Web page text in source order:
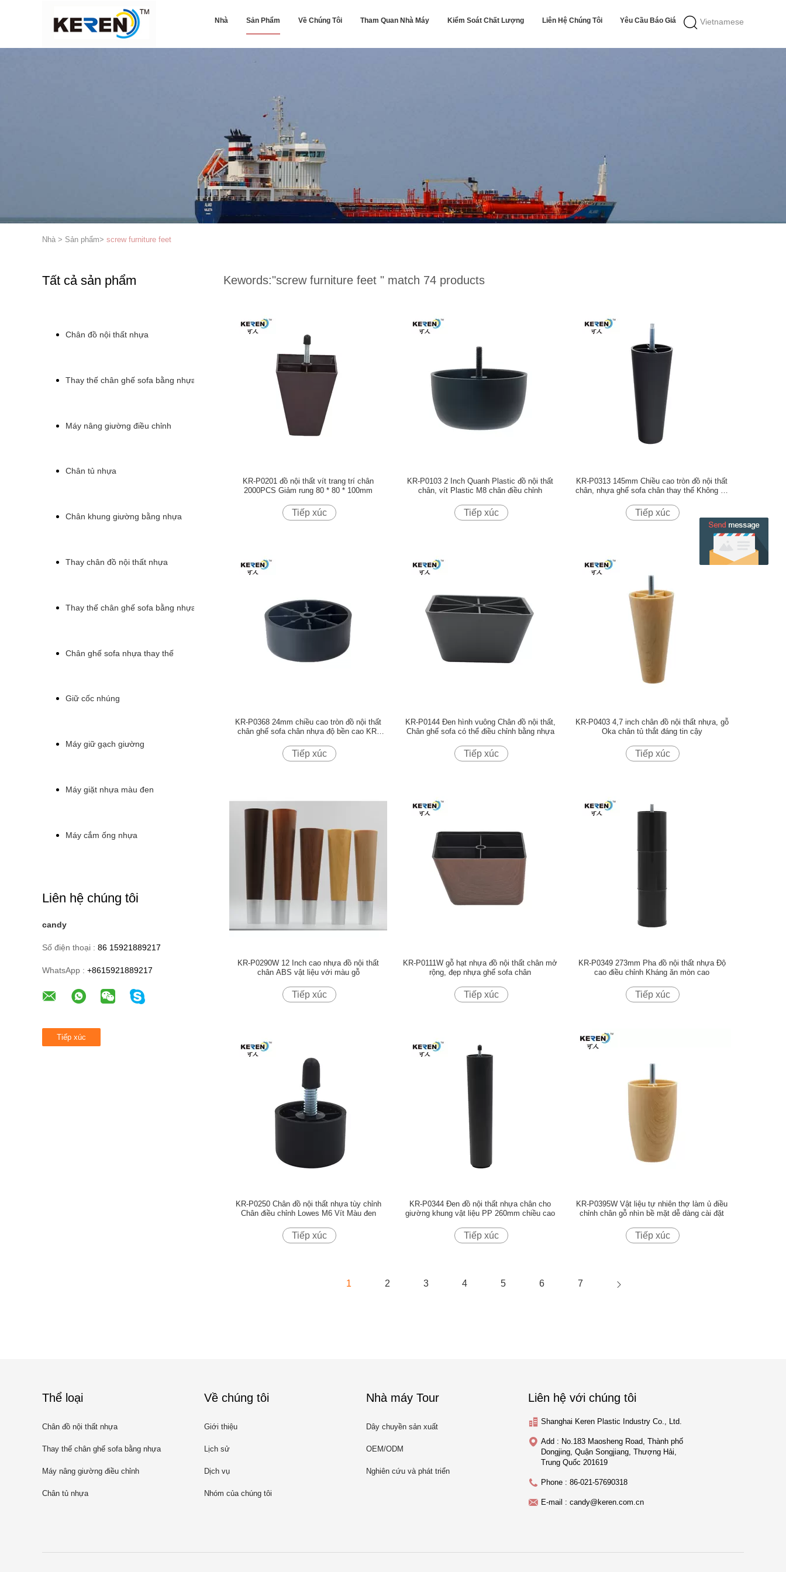
Vietnamese
Nhà Sản Phẩm Về Chúng Tôi Tham Quan Nhà Máy Kiểm Soát Chất Lượng Liên Hệ Chúng Tôi Yêu Cầu Báo Giá
Nhà > Sản phẩm> screw furniture feet
Tất cả sản phẩm
Chân đồ nội thất nhựa
Thay thế chân ghế sofa bằng nhựa
Máy nâng giường điều chỉnh
Chân tủ nhựa
Chân khung giường bằng nhựa
Thay chân đồ nội thất nhựa
Thay thế chân ghế sofa bằng nhựa
Chân ghế sofa nhựa thay thế
Giữ cốc nhúng
Máy giữ gạch giường
Máy giặt nhựa màu đen
Máy cắm ống nhựa
Liên hệ chúng tôi
candy
Số điện thoại : 86 15921889217
WhatsApp : +8615921889217
Kewords:"screw furniture feet " match 74 products
KR-P0201 đồ nội thất vít trang trí chân
2000PCS Giảm rung 80 * 80 * 100mm
Tiếp xúc
KR-P0103 2 Inch Quanh Plastic đồ nội thất
chân, vít Plastic M8 chân điều chỉnh
Tiếp xúc
KR-P0313 145mm Chiều cao tròn đồ nội thất
chân, nhựa ghế sofa chân thay thế Không ồn
Tiếp xúc
KR-P0368 24mm chiều cao tròn đồ nội thất
chân ghế sofa chân nhựa độ bền cao KR-
Tiếp xúc
KR-P0144 Đen hình vuông Chân đồ nội thất,
Chân ghế sofa có thể điều chỉnh bằng nhựa
Tiếp xúc
KR-P0403 4,7 inch chân đồ nội thất nhựa, gỗ
Oka chân tủ thắt đáng tin cậy
Tiếp xúc
KR-P0290W 12 Inch cao nhựa đồ nội thất
chân ABS vật liệu với màu gỗ
Tiếp xúc
KR-P0111W gỗ hạt nhựa đồ nội thất chân mở
rộng, đẹp nhựa ghế sofa chân
Tiếp xúc
KR-P0349 273mm Pha đồ nội thất nhựa Độ
cao điều chỉnh Kháng ăn mòn cao
Tiếp xúc
KR-P0250 Chân đồ nội thất nhựa tùy chỉnh
Chân điều chỉnh Lowes M6 Vít Màu đen
Tiếp xúc
KR-P0344 Đen đồ nội thất nhựa chân cho
giường khung vật liệu PP 260mm chiều cao
Tiếp xúc
KR-P0395W Vật liệu tự nhiên thợ làm ủ điều
chỉnh chân gỗ nhìn bề mặt dễ dàng cài đặt
Tiếp xúc
1 2 3 4 5 6 7
Thể loại
Chân đồ nội thất nhựa
Thay thế chân ghế sofa bằng nhựa
Máy nâng giường điều chỉnh
Chân tủ nhựa
Về chúng tôi
Giới thiệu
Lịch sử
Dịch vụ
Nhóm của chúng tôi
Nhà máy Tour
Dây chuyền sản xuất
OEM/ODM
Nghiên cứu và phát triển
Liên hệ với chúng tôi
Shanghai Keren Plastic Industry Co., Ltd.
Add : No.183 Maosheng Road, Thành phố
Dongjing, Quận Songjiang, Thượng Hải,
Trung Quốc 201619
Phone : 86-021-57690318
E-mail : candy@keren.com.cn